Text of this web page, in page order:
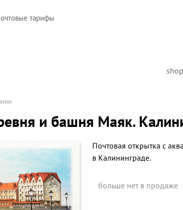
тарифы
и башня Маяк.
Почтовая открытка с
в Калининграде.
больше нет в продаже